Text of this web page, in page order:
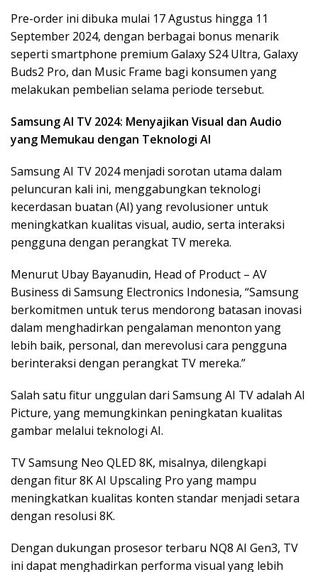
Pre-order ini dibuka mulai 17 Agustus hingga 11
September 2024, dengan berbagai bonus menarik
seperti smartphone premium Galaxy S24 Ultra, Galaxy
Buds2 Pro, dan Music Frame bagi konsumen yang
melakukan pembelian selama periode tersebut.
Samsung AI TV 2024: Menyajikan Visual dan Audio
yang Memukau dengan Teknologi AI
Samsung AI TV 2024 menjadi sorotan utama dalam
peluncuran kali ini, menggabungkan teknologi
kecerdasan buatan (AI) yang revolusioner untuk
meningkatkan kualitas visual, audio, serta interaksi
pengguna dengan perangkat TV mereka.
Menurut Ubay Bayanudin, Head of Product – AV
Business di Samsung Electronics Indonesia, “Samsung
berkomitmen untuk terus mendorong batasan inovasi
dalam menghadirkan pengalaman menonton yang
lebih baik, personal, dan merevolusi cara pengguna
berinteraksi dengan perangkat TV mereka.”
Salah satu fitur unggulan dari Samsung AI TV adalah AI
Picture, yang memungkinkan peningkatan kualitas
gambar melalui teknologi AI.
TV Samsung Neo QLED 8K, misalnya, dilengkapi
dengan fitur 8K AI Upscaling Pro yang mampu
meningkatkan kualitas konten standar menjadi setara
dengan resolusi 8K.
Dengan dukungan prosesor terbaru NQ8 AI Gen3, TV
ini dapat menghadirkan performa visual yang lebih